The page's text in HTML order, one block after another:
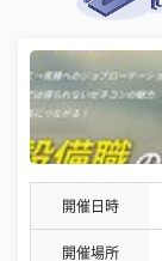
開催日時
開催場所